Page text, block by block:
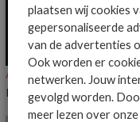
ALGEMEEN IT NIEUWS NIEUWS
KnowBe4 voegt Claude-
plaatsen wij cookies
gepersonaliseerde
van de advertenties
Ook worden er
netwerken. Jouw
gevolgd worden.
meer lezen over